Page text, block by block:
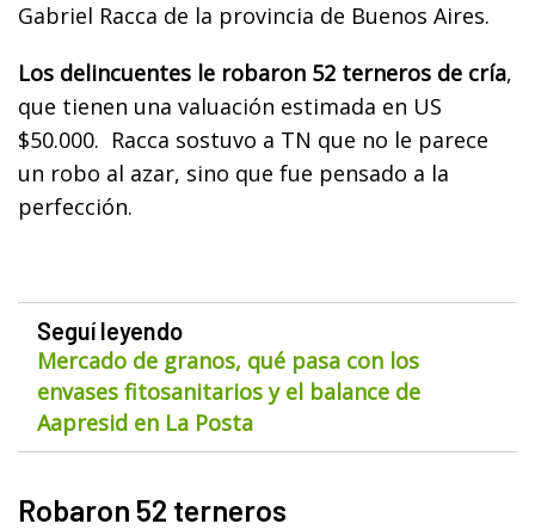
Gabriel Racca de la provincia de Buenos Aires.
Los delincuentes le robaron 52 terneros de cría,
que tienen una valuación estimada en US
$50.000. Racca sostuvo a TN que no le parece
un robo al azar, sino que fue pensado a la
perfección.
Seguí leyendo
Mercado de granos, qué pasa con los
envases fitosanitarios y el balance de
Aapresid en La Posta
Robaron 52 terneros